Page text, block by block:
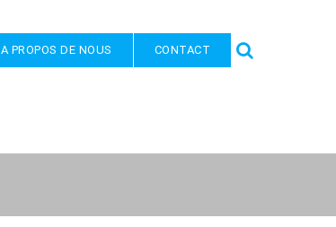
A PROPOS DE NOUS CONTACT